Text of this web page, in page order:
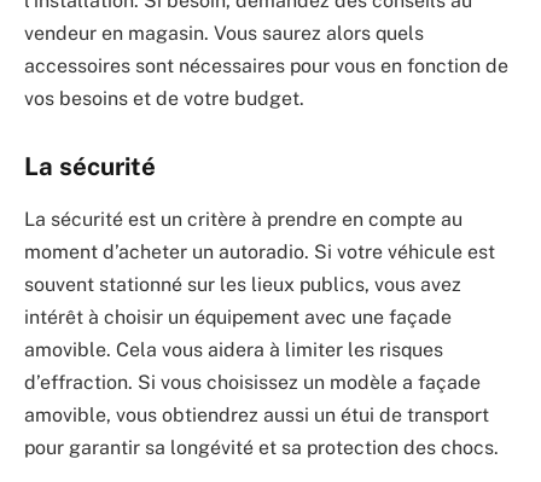
vendeur en magasin. Vous saurez alors quels
accessoires sont nécessaires pour vous en fonction de
vos besoins et de votre budget.
La sécurité
La sécurité est un critère à prendre en compte au
moment d’acheter un autoradio. Si votre véhicule est
souvent stationné sur les lieux publics, vous avez
intérêt à choisir un équipement avec une façade
amovible. Cela vous aidera à limiter les risques
d’effraction. Si vous choisissez un modèle a façade
amovible, vous obtiendrez aussi un étui de transport
pour garantir sa longévité et sa protection des chocs.